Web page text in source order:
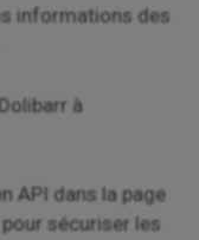
informations des
à
API dans la page
sécuriser les